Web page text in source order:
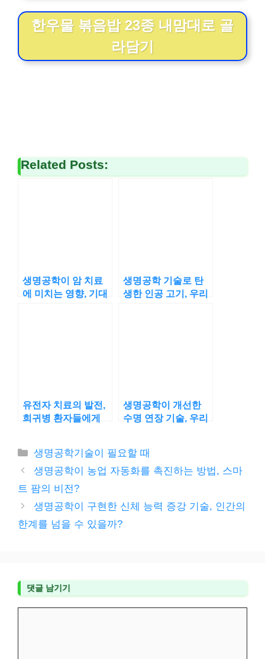
한우물 볶음밥 23종 내맘대로 골
라담기
Related Posts:
생명공학이 암 치료
에 미치는 영향, 기대
생명공학 기술로 탄
생한 인공 고기, 우리
유전자 치료의 발전,
희귀병 환자들에게
생명공학이 개선한
수명 연장 기술, 우리
카
테
리
생명공학기술이 필요할 때
생명공학이 농업 자동화를 촉진하는 방법, 스마
트 팜의 비전?
생명공학이 구현한 신체 능력 증강 기술, 인간의
한계를 넘을 수 있을까?
댓글 남기기